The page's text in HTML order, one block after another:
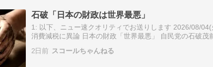
石破「日本の財政は世界最悪」
1: 以下、ニュー速クオリティでお送りします 2026/08/
消費減税に異論 日本の財政「世界最悪」 自民党の石破茂
2日前 スコールちゃんねる